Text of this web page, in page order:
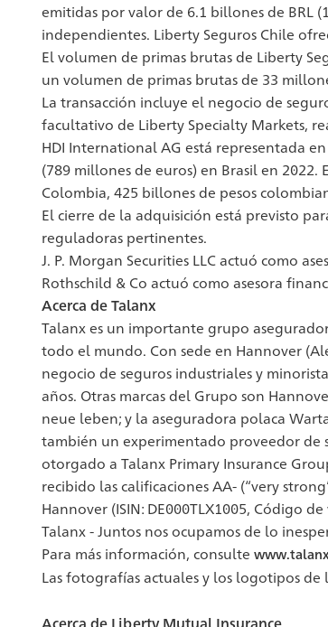
emitidas por valor de 6.1 billones de BRL
independientes. Liberty Seguros Chile
El volumen de primas brutas de Liberty
un volumen de primas brutas de 33
La transacción incluye el negocio de
facultativo de Liberty Specialty Markets,
HDI International AG está representada
(789 millones de euros) en Brasil en
Colombia, 425 billones de pesos
El cierre de la adquisición está previsto
reguladoras pertinentes.
J. P. Morgan Securities LLC actuó como
Rothschild & Co actuó como asesora
Acerca de Talanx
Talanx es un importante grupo
todo el mundo. Con sede en Hannover
negocio de seguros industriales y
años. Otras marcas del Grupo son
neue leben; y la aseguradora polaca
también un experimentado proveedor de
otorgado a Talanx Primary Insurance
recibido las calificaciones AA- (“very
Hannover (ISIN: DE000TLX1005, Código
Talanx - Juntos nos ocupamos de lo
Para más información, consulte
Las fotografías actuales y los logotipos de
Acerca de Liberty Mutual Insurance